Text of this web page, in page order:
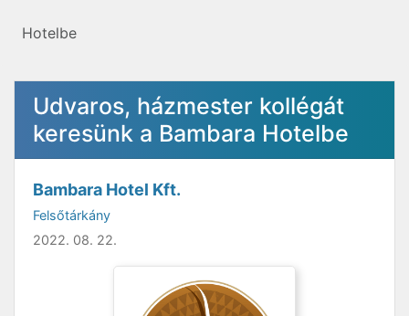
Hotelbe
Udvaros, házmester kollégát
keresünk a Bambara Hotelbe
Bambara Hotel Kft.
Felsőtárkány
2022. 08. 22.